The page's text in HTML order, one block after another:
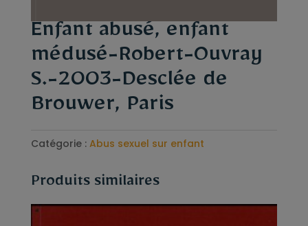
Enfant abusé, enfant
médusé-Robert-Ouvray
S.-2003-Desclée de
Brouwer, Paris
Catégorie : Abus sexuel sur enfant
Produits similaires